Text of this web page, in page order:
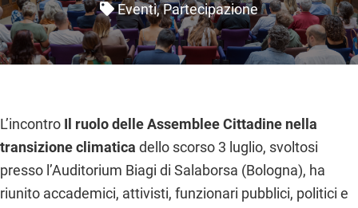
Eventi,Partecipazione
L’incontro Il ruolo delle Assemblee Cittadine nella
transizione climatica dello scorso 3 luglio, svoltosi
presso l’Auditorium Biagi di Salaborsa (Bologna), ha
riunito accademici, attivisti, funzionari pubblici, politici e